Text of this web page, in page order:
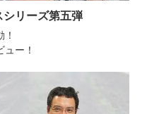
リーズ第五弾
ー！